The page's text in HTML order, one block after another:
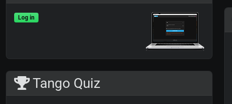
Log in
Tango Quiz